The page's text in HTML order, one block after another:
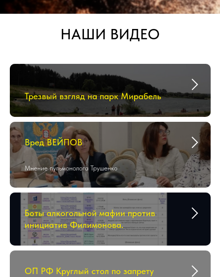
НАШИ ВИДЕО
Трезвый взгляд на парк Мирабель
Вред ВЕЙПОВ
Мнение пульмонолога Трушенко
Боты алкогольной мафии против
инициатив Филимонова.
ОП РФ Круглый стол по запрету